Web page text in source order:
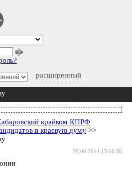
расширенный
крайком КПРФ
в краевую думу >>
29.06.2014 15:00:56